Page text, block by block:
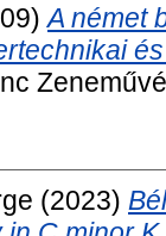
A német
(2023)